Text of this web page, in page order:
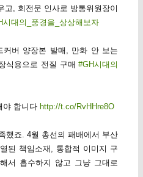
고, 회전문 인사로 방통위원장이
시대의_풍경을_상상해보자
커버 양장본 발매, 만화 안 보는
식용으로 전질 구매#GH시대의
합니다 http://t.co/RvHHre8O
했죠. 4월 총선의 패배에서 부산
된 책임소재, 통합적 이미지 구
서 흡수하지 않고 그냥 그대로